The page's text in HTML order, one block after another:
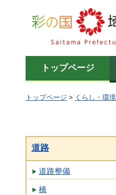
彩の国 埼玉県
トップページ
トップページ > くらし・環境
道路
道路整備
橋